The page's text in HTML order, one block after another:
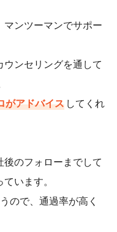
ンツーマンでサポー
ンセリングを通して
がアドバイス してくれ
のフォローまでして
います。
ので、通過率が高く